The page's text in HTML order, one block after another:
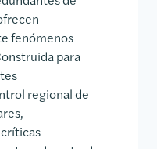
fenómenos
para
regional de